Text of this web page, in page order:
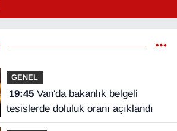
GENEL
19:45Van'da bakanlık belgeli
tesislerde doluluk oranı açıklandı